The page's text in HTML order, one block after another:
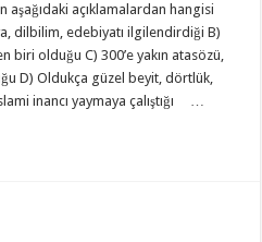
aşağıdaki açıklamalardan hangisi
dilbilim, edebiyatı ilgilendirdiği B)
biri olduğu C) 300’e yakın atasözü,
D) Oldukça güzel beyit, dörtlük,
inancı yaymaya çalıştığı …